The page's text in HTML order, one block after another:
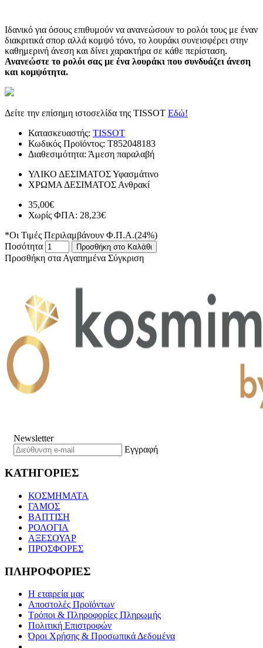
Ιδανικό για όσους επιθυμούν να ανανεώσουν το ρολόι τους με έναν
διακριτικά σπορ αλλά κομψό τόνο, το λουράκι συνεισφέρει στην
καθημερινή άνεση και δίνει χαρακτήρα σε κάθε περίσταση.
Ανανεώστε το ρολόι σας με ένα λουράκι που συνδυάζει άνεση
και κομψότητα.
Δείτε την επίσημη ιστοσελίδα της TISSOT Εδώ!
Κατασκευαστής: TISSOT
Κωδικός Προϊόντος: T852048183
Διαθεσιμότητα: Άμεση παραλαβή
ΥΛΙΚΟ ΔΕΣΙΜΑΤΟΣΥφασμάτινο
ΧΡΩΜΑ ΔΕΣΙΜΑΤΟΣ Ανθρακί
35,00€
Χωρίς ΦΠΑ: 28,23€
*Οι Τιμές Περιλαμβάνουν Φ.Π.Α.(24%)
Ποσότητα
Προσθήκη στο Καλάθι
Προσθήκη στα Αγαπημένα Σύγκριση
Newsletter
Εγγραφή
ΚΑΤΗΓΟΡΙΕΣ
ΚΟΣΜΗΜΑΤΑ
ΓΑΜΟΣ
ΒΑΠΤΙΣΗ
ΡΟΛΟΓΙΑ
ΑΞΕΣΟΥΑΡ
ΠΡΟΣΦΟΡΕΣ
ΠΛΗΡΟΦΟΡΙΕΣ
Η εταιρεία μας
Αποστολές Προϊόντων
Τρόποι & Πληροφορίες Πληρωμής
Πολιτική Επιστροφών
Όροι Χρήσης & Προσωπικά Δεδομένα